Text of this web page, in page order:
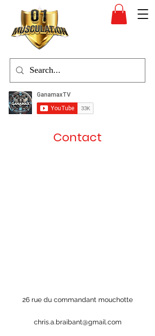
Contact
26 rue du commandant mouchotte
chris.a.braibant@gmail.com